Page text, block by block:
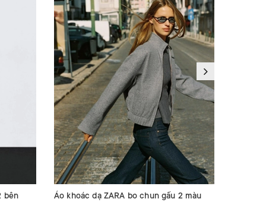
bên
Áo khoác dạ ZARA bo chun gấu 2 màu